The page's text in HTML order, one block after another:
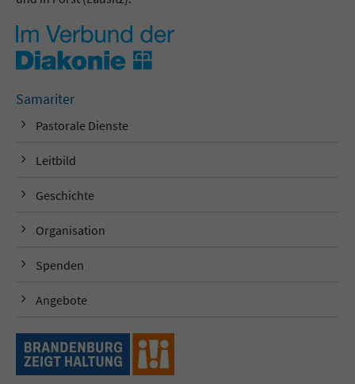
Samariter
Pastorale Dienste
Leitbild
Geschichte
Organisation
Spenden
Angebote